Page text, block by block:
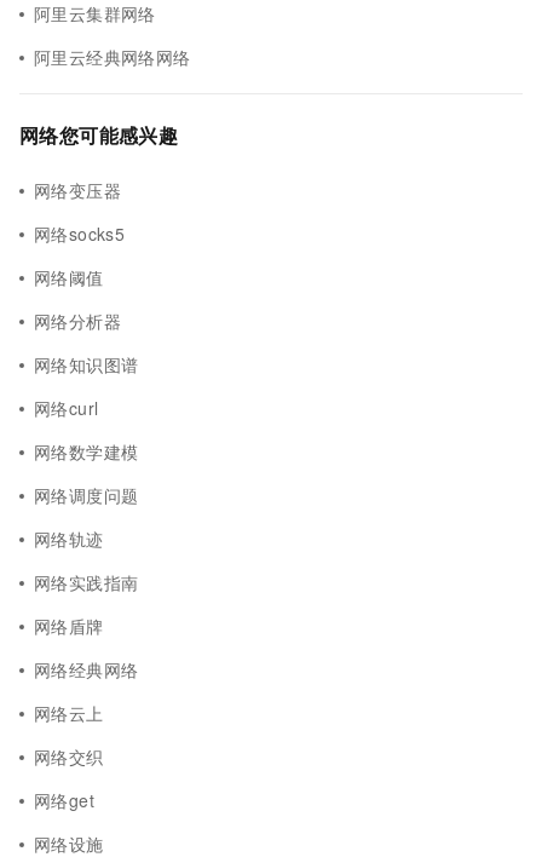
阿里云集群网络
阿里云经典网络网络
网络您可能感兴趣
网络变压器
网络socks5
网络阈值
网络分析器
网络知识图谱
网络curl
网络数学建模
网络调度问题
网络轨迹
网络实践指南
网络盾牌
网络经典网络
网络云上
网络交织
网络get
网络设施